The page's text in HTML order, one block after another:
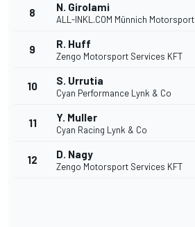
8 N. Girolami
ALL-INKL.COM Münnich Motorsport
9 R. Huff
Zengo Motorsport Services KFT
10 S. Urrutia
Cyan Performance Lynk & Co
11 Y. Muller
Cyan Racing Lynk & Co
12 D. Nagy
Zengo Motorsport Services KFT